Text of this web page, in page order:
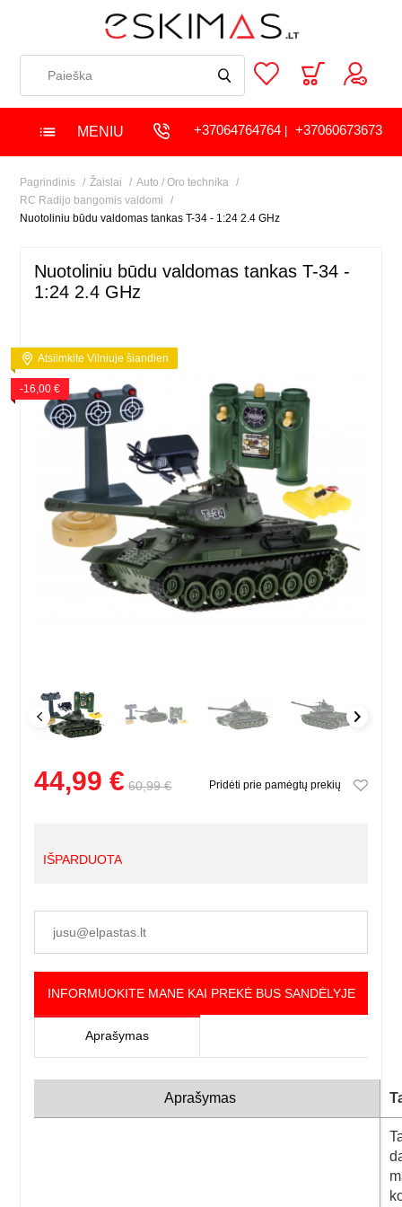
MENIU +37064764764| +37060673673
Pagrindinis Žaislai
Auto / Oro technika
RC Radijo bangomis valdomi
Nuotoliniu būdu valdomas tankas T-34 - 1:24 2.4 GHz
Nuotoliniu būdu valdomas tankas T-34 -
1:24 2.4 GHz
Atsiimkite Vilniuje šiandien
-16,00 €
44,99 € 60,99 € Pridėti prie pamėgtų prekių
IŠPARDUOTA
INFORMUOKITE MANE KAI PREKĖ BUS SANDĖLYJE
Aprašymas
Aprašymas